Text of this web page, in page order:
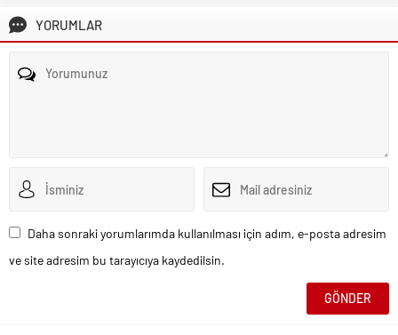
YORUMLAR
Daha sonraki yorumlarımda kullanılması için adım, e-posta adresim
ve site adresim bu tarayıcıya kaydedilsin.